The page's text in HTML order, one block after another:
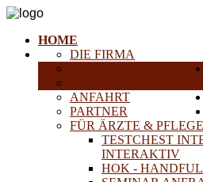
HOME
DIE FIRMA
ANFAHRT
PARTNER
FÜR ÄRZTE &
TESTCHEST
INTERAKTIV
HOK -